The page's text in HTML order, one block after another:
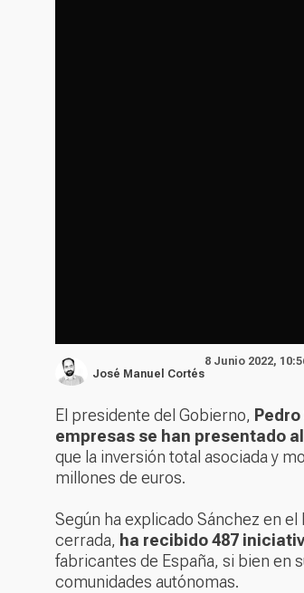
José Manuel Cortés
8 Junio 2022,
El presidente del Gobierno,
empresas se han presentado
que la inversión total asociada y
millones de euros.
Según ha explicado Sánchez en
cerrada, ha recibido 487
fabricantes de España, si bien en
comunidades autónomas.